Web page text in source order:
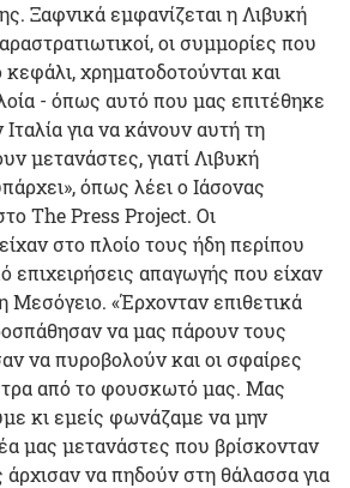
Ξαφνικά εμφανίζεται η Λιβυκή
οι συμμορίες που
χρηματοδοτούνται και
- όπως αυτό που μας επιτέθηκε
για να κάνουν αυτή τη
μετανάστες, γιατί Λιβυκή
όπως λέει ο Ιάσονας
The Press Project. Oι
στο πλοίο τους ήδη περίπου
επιχειρήσεις απαγωγής που είχαν
Μεσόγειο. «Έρχονταν επιθετικά
να μας πάρουν τους
να πυροβολούν και οι σφαίρες
από το φουσκωτό μας. Μας
κι εμείς φωνάζαμε να μην
μας μετανάστες που βρίσκονταν
άρχισαν να πηδούν στη θάλασσα για